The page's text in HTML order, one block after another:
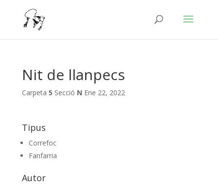
Nit de llanpecs
Carpeta 5 Secció N Ene 22, 2022
Tipus
Correfoc
Fanfarria
Autor